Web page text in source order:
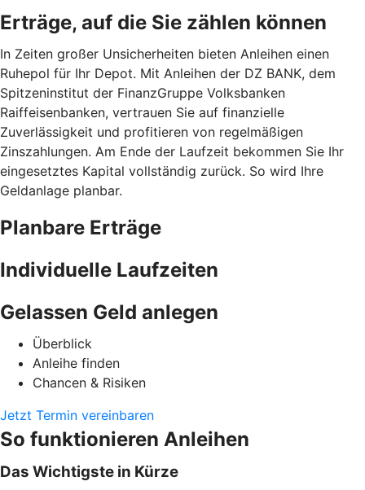
Erträge, auf die Sie zählen können
In Zeiten großer Unsicherheiten bieten Anleihen einen
Ruhepol für Ihr Depot. Mit Anleihen der DZ BANK, dem
Spitzeninstitut der FinanzGruppe Volksbanken
Raiffeisenbanken, vertrauen Sie auf finanzielle
Zuverlässigkeit und profitieren von regelmäßigen
Zinszahlungen. Am Ende der Laufzeit bekommen Sie Ihr
eingesetztes Kapital vollständig zurück. So wird Ihre
Geldanlage planbar.
Planbare Erträge
Individuelle Laufzeiten
Gelassen Geld anlegen
Überblick
Anleihe finden
Chancen & Risiken
Jetzt Termin vereinbaren
So funktionieren Anleihen
Das Wichtigste in Kürze